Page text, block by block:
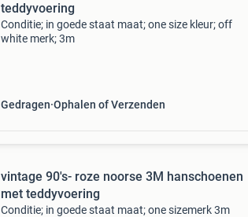
teddyvoering
Conditie; in goede staat maat; one size kleur; off
white merk; 3m
Gedragen Ophalen of Verzenden
vintage 90's- roze noorse 3M hanschoenen
met teddyvoering
Conditie; in goede staat maat; one sizemerk 3m